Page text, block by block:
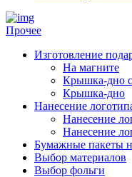
Прочее
Изготовление
На магните
Крышка-дно
Крышка-дно
Нанесение
Нанесение
Нанесение
Бумажные пакеты
Выбор материалов
Выбор фольги